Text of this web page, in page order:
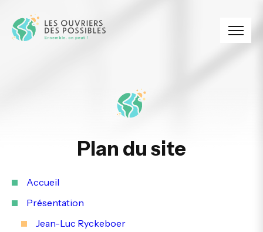
Plan du site
Accueil
Présentation
Jean-Luc Ryckeboer